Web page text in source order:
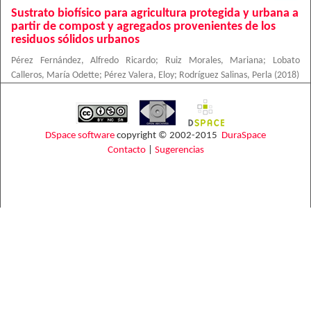
Sustrato biofísico para agricultura protegida y urbana a
partir de compost y agregados provenientes de los
residuos sólidos urbanos
Pérez Fernández, Alfredo Ricardo; Ruiz Morales, Mariana;
Lobato
Calleros, María Odette; Pérez Valera, Eloy; Rodríguez Salinas, Perla (2018)
DSpace software copyright © 2002-2015 DuraSpace
Contacto| Sugerencias